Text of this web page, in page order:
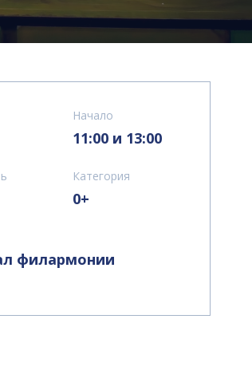
Начало
11:00 и 13:00
Категория
0+
филармонии